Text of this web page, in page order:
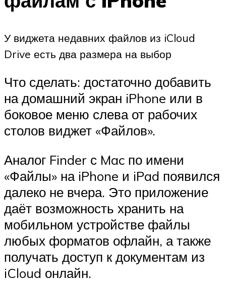
У виджета недавних файлов из iCloud
Drive есть два размера на выбор
Что сделать: достаточно добавить
на домашний экран iPhone или в
боковое меню слева от рабочих
столов виджет «Файлов».
Аналог Finder с Mac по имени
«Файлы» на iPhone и iPad появился
далеко не вчера. Это приложение
даёт возможность хранить на
мобильном устройстве файлы
любых форматов офлайн, а также
получать доступ к документам из
iCloud онлайн.